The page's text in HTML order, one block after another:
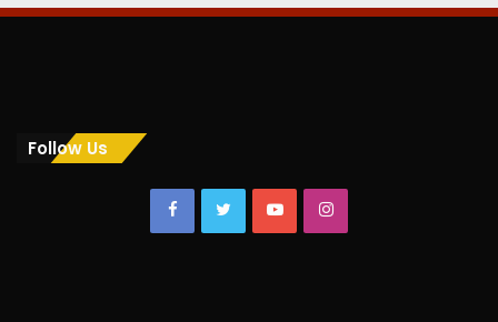
Follow Us
FacebookTwitterYouTubeInstagram